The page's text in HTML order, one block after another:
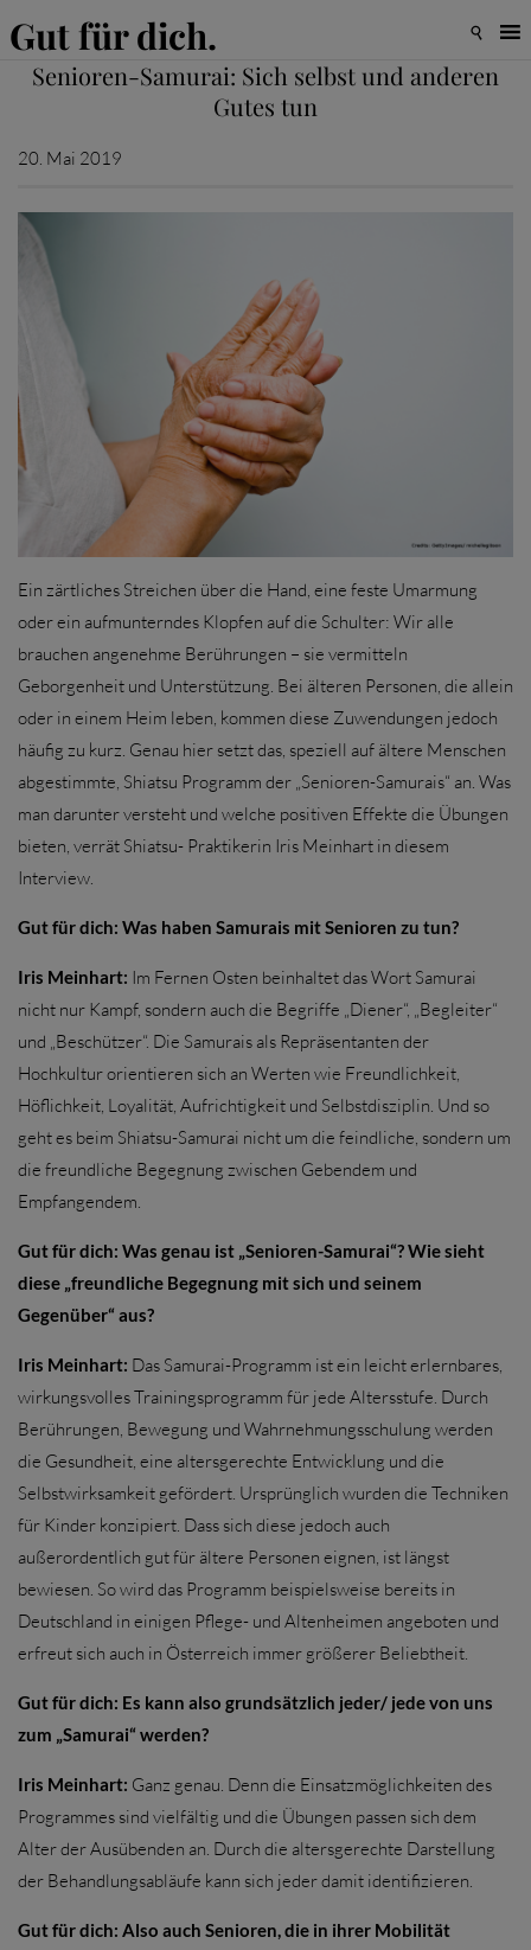
Gut für dich. 
Senioren-Samurai: Sich selbst und anderen
Gutes tun
20. Mai 2019
Ein zärtliches Streichen über die Hand, eine feste Umarmung
oder ein aufmunterndes Klopfen auf die Schulter: Wir alle
brauchen angenehme Berührungen – sie vermitteln
Geborgenheit und Unterstützung. Bei älteren Personen, die allein
oder in einem Heim leben, kommen diese Zuwendungen jedoch
häufig zu kurz. Genau hier setzt das, speziell auf ältere Menschen
abgestimmte, Shiatsu Programm der „Senioren-Samurais“ an. Was
man darunter versteht und welche positiven Effekte die Übungen
bieten, verrät Shiatsu- Praktikerin Iris Meinhart in diesem
Interview.
Gut für dich: Was haben Samurais mit Senioren zu tun?
Iris Meinhart: Im Fernen Osten beinhaltet das Wort Samurai
nicht nur Kampf, sondern auch die Begriffe „Diener“, „Begleiter“
und „Beschützer“. Die Samurais als Repräsentanten der
Hochkultur orientieren sich an Werten wie Freundlichkeit,
Höflichkeit, Loyalität, Aufrichtigkeit und Selbstdisziplin. Und so
geht es beim Shiatsu-Samurai nicht um die feindliche, sondern um
die freundliche Begegnung zwischen Gebendem und
Empfangendem.
Gut für dich: Was genau ist „Senioren-Samurai“? Wie sieht
diese „freundliche Begegnung mit sich und seinem
Gegenüber“ aus?
Iris Meinhart: Das Samurai-Programm ist ein leicht erlernbares,
wirkungsvolles Trainingsprogramm für jede Altersstufe. Durch
Berührungen, Bewegung und Wahrnehmungsschulung werden
die Gesundheit, eine altersgerechte Entwicklung und die
Selbstwirksamkeit gefördert. Ursprünglich wurden die Techniken
für Kinder konzipiert. Dass sich diese jedoch auch
außerordentlich gut für ältere Personen eignen, ist längst
bewiesen. So wird das Programm beispielsweise bereits in
Deutschland in einigen Pflege- und Altenheimen angeboten und
erfreut sich auch in Österreich immer größerer Beliebtheit.
Gut für dich: Es kann also grundsätzlich jeder/ jede von uns
zum „Samurai“ werden?
Iris Meinhart: Ganz genau. Denn die Einsatzmöglichkeiten des
Programmes sind vielfältig und die Übungen passen sich dem
Alter der Ausübenden an. Durch die altersgerechte Darstellung
der Behandlungsabläufe kann sich jeder damit identifizieren.
Gut für dich: Also auch Senioren, die in ihrer Mobilität